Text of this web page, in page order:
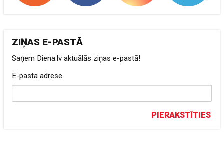
ZIŅAS E-PASTĀ
Saņem Diena.lv aktuālās ziņas e-pastā!
E-pasta adrese
PIERAKSTĪTIES